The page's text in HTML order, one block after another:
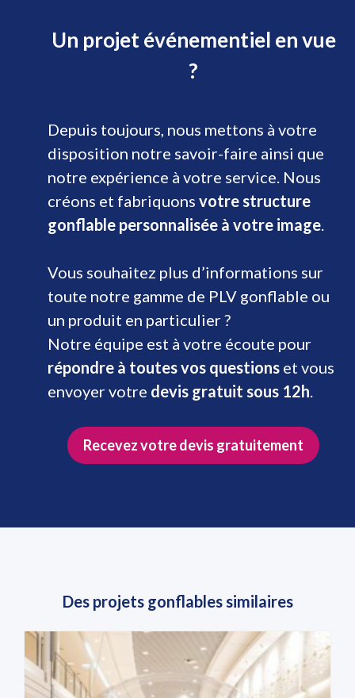
Un projet événementiel en vue
?
Depuis toujours, nous mettons à votre
disposition notre savoir-faire ainsi que
notre expérience à votre service. Nous
créons et fabriquons votre structure
gonflable personnalisée à votre image.
Vous souhaitez plus d’informations sur
toute notre gamme de PLV gonflable ou
un produit en particulier ?
Notre équipe est à votre écoute pour
répondre à toutes vos questions et vous
envoyer votre devis gratuit sous 12h.
Recevez votre devis gratuitement
Des projets gonflables similaires